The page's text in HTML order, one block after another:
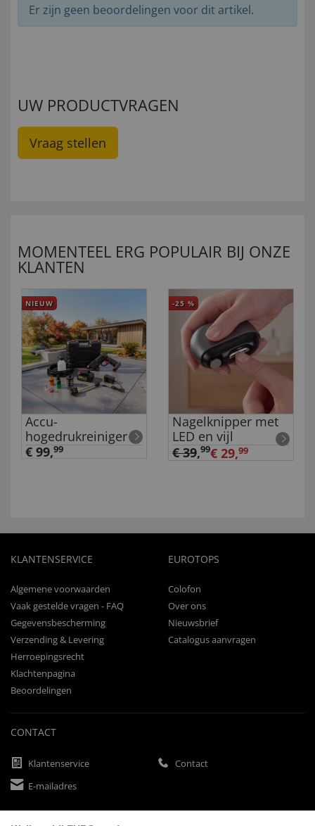
Er zijn geen beoordelingen voor dit artikel.
UW PRODUCTVRAGEN
Vraag stellen
MOMENTEEL ERG POPULAIR BIJ ONZE
KLANTEN
NIEUW
Accu-
hogedrukreiniger
€ 99,99
-25 %
Nagelknipper met
LED en vijl
€ 39,99€ 29,99
KLANTENSERVICE
Algemene voorwaarden
Vaak gestelde vragen - FAQ
Gegevensbescherming
Verzending & Levering
Herroepingsrecht
Klachtenpagina
Beoordelingen
EUROTOPS
Colofon
Over ons
Nieuwsbrief
Catalogus aanvragen
CONTACT
Klantenservice
Contact
E-mailadres